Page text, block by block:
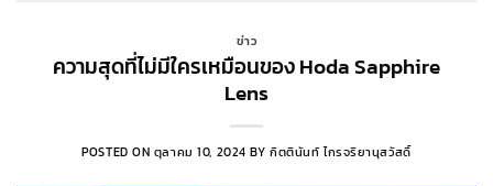
ข่าว
ความสุดที่ไม่มีใครเหมือนของ Hoda Sapphire
Lens
POSTED ON ตุลาคม 10, 2024 BYกิตตินันท์ ไกรจริยานุสวัสดิ์